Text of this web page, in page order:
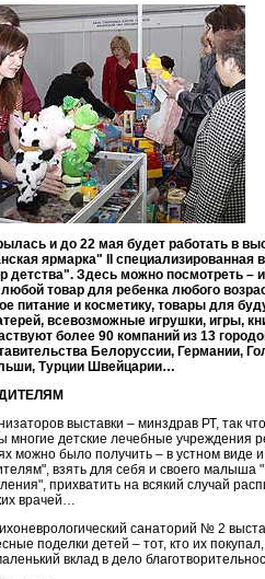
и до 22 мая будет работать в
ярмарка" II специализированная
детства". Здесь можно посмотреть – и
любой товар для ребенка любого
питание и косметику, товары для
всевозможные игрушки, игры,
более 90 компаний из 13
Белоруссии, Германии,
Турции Швейцарии…
выставки – минздрав РТ, так
многие детские лечебные учреждения
можно было получить – в устном виде
взять для себя и своего малыша
прихватить на всякий случай
врачей…
санаторий № 2
поделки детей – тот, кто их
вклад в дело